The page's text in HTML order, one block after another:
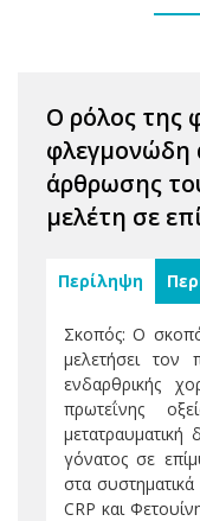
Ο ρόλος της
φλεγμονώδη
άρθρωσης
μελέτη σε
Περίληψη
Σκοπός: Ο
μελετήσει τον
ενδαρθρικής
πρωτεΐνης
μετατραυματική
γόνατος σε
στα
CRP και